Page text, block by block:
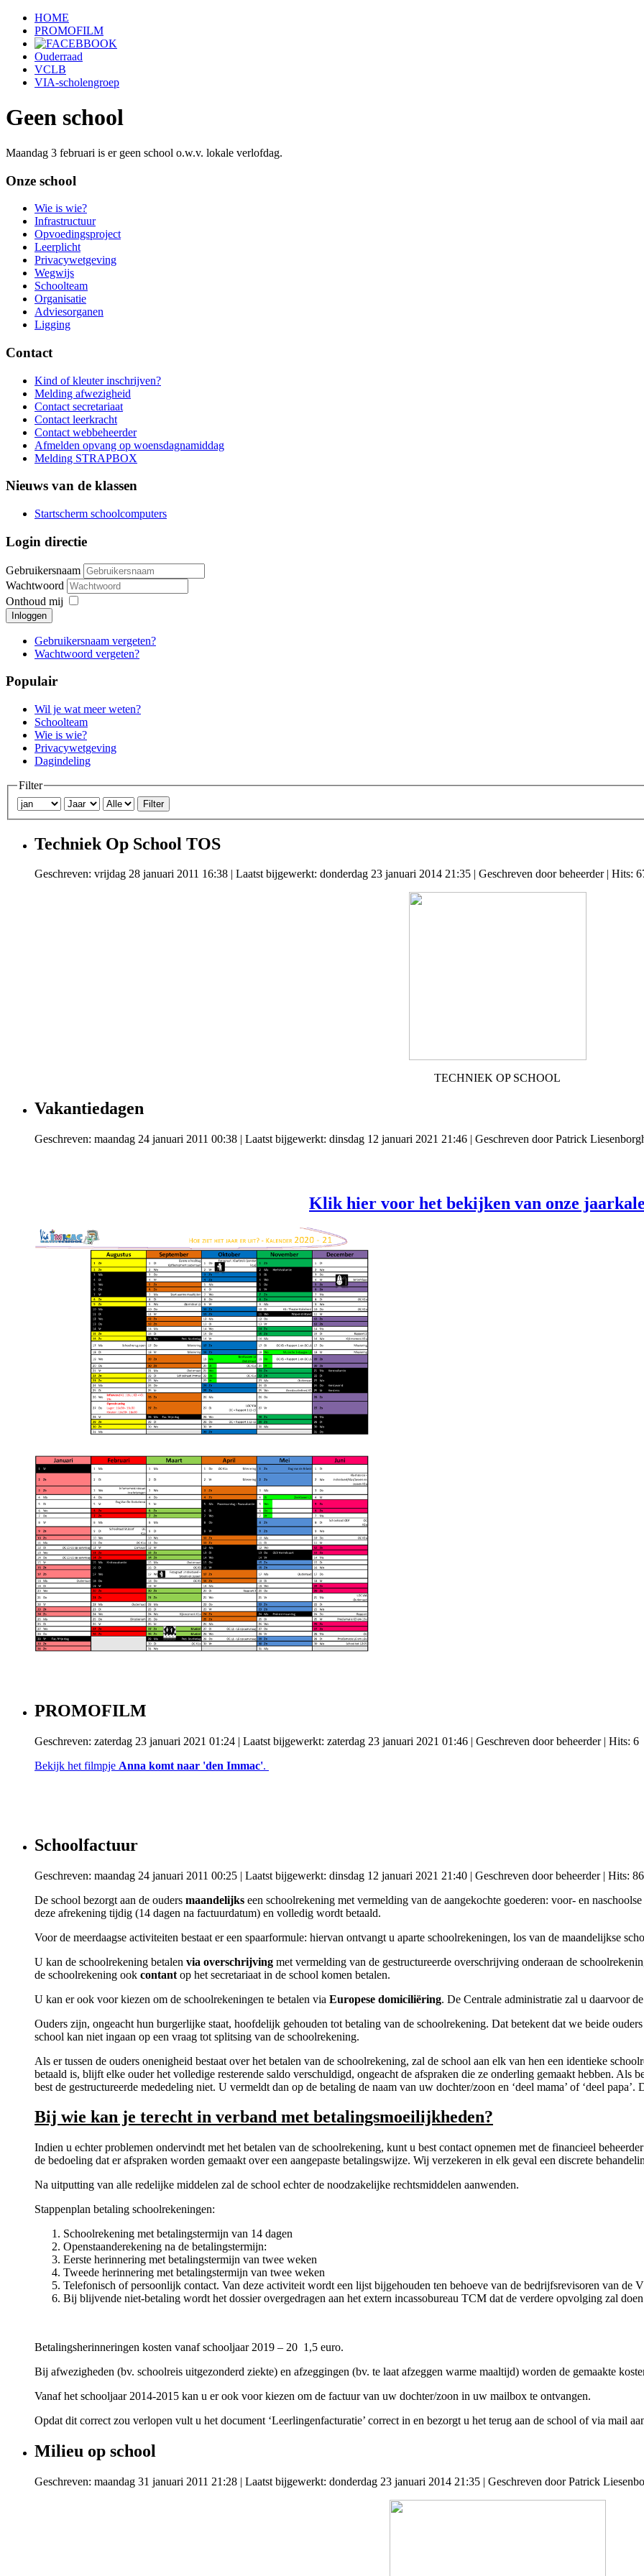
HOME
PROMOFILM
Ouderraad
VCLB
VIA-scholengroep
Geen school
Maandag 3 februari is er geen school o.w.v. lokale verlofdag.
Onze school
Wie is wie?
Infrastructuur
Opvoedingsproject
Leerplicht
Privacywetgeving
Wegwijs
Schoolteam
Organisatie
Adviesorganen
Ligging
Contact
Kind of kleuter inschrijven?
Melding afwezigheid
Contact secretariaat
Contact leerkracht
Contact webbeheerder
Afmelden opvang op woensdagnamiddag
Melding STRAPBOX
Nieuws van de klassen
Startscherm schoolcomputers
Login directie
Gebruikersnaam
Wachtwoord
Onthoud mij
Inloggen
Gebruikersnaam vergeten?
Wachtwoord vergeten?
Populair
Wil je wat meer weten?
Schoolteam
Wie is wie?
Privacywetgeving
Dagindeling
Filter
Filter
Techniek Op School TOS
Geschreven: vrijdag 28 januari 2011 16:38 Laatst bijgewerkt: donderdag 23 januari 2014 21:35 Geschreven door beheerder| Hits:
TECHNIEK OP SCHOOL
Vakantiedagen
Geschreven: maandag 24 januari 2011 00:38 | Laatst bijgewerkt: dinsdag 12 januari 2021 21:46 | Geschreven door Patrick
Klik hier voor het bekijken van onze
PROMOFILM
Geschreven: zaterdag 23 januari 2021 01:24 | Laatst bijgewerkt: zaterdag 23 januari 2021 01:46 | Geschreven door beheerder| Hits: 6
Bekijk het filmpje Anna komt naar 'den Immac'.
Schoolfactuur
Geschreven: maandag 24 januari 2011 00:25 | Laatst bijgewerkt: dinsdag 12 januari 2021 21:40 | Geschreven door beheerder| Hits:
De school bezorgt aan de ouders maandelijks een schoolrekening met vermelding van de aangekochte goederen: voor- en
deze afrekening tijdig (14 dagen na factuurdatum) en volledig wordt betaald.
Voor de meerdaagse activiteiten bestaat er een spaarformule: hiervan ontvangt u aparte schoolrekeningen, los van de maandelijkse
U kan de schoolrekening betalen via overschrijving met vermelding van de gestructureerde overschrijving onderaan de
de schoolrekening ook contant op het secretariaat in de school komen betalen.
U kan er ook voor kiezen om de schoolrekeningen te betalen via Europese domiciliëring. De Centrale administratie zal u daarvoor
Ouders zijn, ongeacht hun burgerlijke staat, hoofdelijk gehouden tot betaling van de schoolrekening. Dat betekent dat we beide
school kan niet ingaan op een vraag tot splitsing van de schoolrekening.
Als er tussen de ouders onenigheid bestaat over het betalen van de schoolrekening, zal de school aan elk van hen een identieke
betaald is, blijft elke ouder het volledige resterende saldo verschuldigd, ongeacht de afspraken die ze onderling gemaakt hebben. Als
best de gestructureerde mededeling niet. U vermeldt dan op de betaling de naam van uw dochter/zoon en ‘deel mama’ of ‘deel
Bij wie kan je terecht in verband met betalingsmoeilijkheden?
Indien u echter problemen ondervindt met het betalen van de schoolrekening, kunt u best contact opnemen met de financieel
de bedoeling dat er afspraken worden gemaakt over een aangepaste betalingswijze. Wij verzekeren in elk geval een discrete
Na uitputting van alle redelijke middelen zal de school echter de noodzakelijke rechtsmiddelen aanwenden.
Stappenplan betaling schoolrekeningen:
Schoolrekening met betalingstermijn van 14 dagen
Openstaanderekening na de betalingstermijn:
Eerste herinnering met betalingstermijn van twee weken
Tweede herinnering met betalingstermijn van twee weken
Telefonisch of persoonlijk contact. Van deze activiteit wordt een lijst bijgehouden ten behoeve van de bedrijfsrevisoren van de
Bij blijvende niet-betaling wordt het dossier overgedragen aan het extern incassobureau TCM dat de verdere opvolging zal doen
Betalingsherinneringen kosten vanaf schooljaar 2019 – 20 1,5 euro.
Bij afwezigheden (bv. schoolreis uitgezonderd ziekte) en afzeggingen (bv. te laat afzeggen warme maaltijd) worden de gemaakte
Vanaf het schooljaar 2014-2015 kan u er ook voor kiezen om de factuur van uw dochter/zoon in uw mailbox te ontvangen.
Opdat dit correct zou verlopen vult u het document ‘Leerlingenfacturatie’ correct in en bezorgt u het terug aan de school of via mail
Milieu op school
Geschreven: maandag 31 januari 2011 21:28 | Laatst bijgewerkt: donderdag 23 januari 2014 21:35 | Geschreven door Patrick